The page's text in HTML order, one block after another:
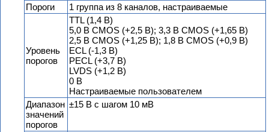
Пороги
1 группа из 8 каналов, настраиваемые
Уровень
порогов
TTL (1,4 В)
5,0 В CMOS (+2,5 В); 3,3 В CMOS (+1,65 В)
2,5 В CMOS (+1,25 В); 1,8 В CMOS (+0,9 В)
ECL (-1,3 В)
PECL (+3,7 В)
LVDS (+1,2 В)
0 В
Настраиваемые пользователем
Диапазон
значений
порогов
±15 В с шагом 10 мВ